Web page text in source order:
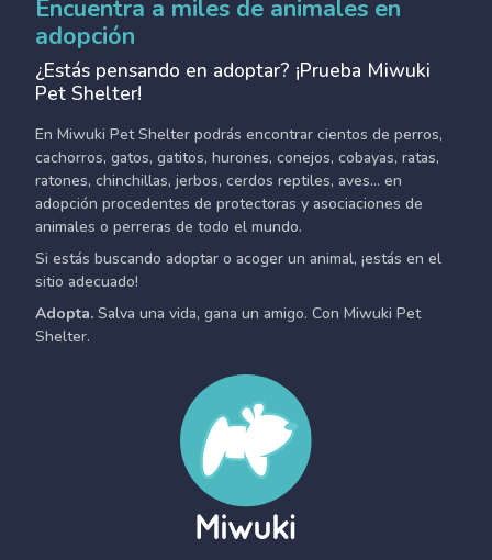
Encuentra a miles de animales en
adopción
¿Estás pensando en adoptar? ¡Prueba Miwuki
Pet Shelter!
En Miwuki Pet Shelter podrás encontrar cientos de perros,
cachorros, gatos, gatitos, hurones, conejos, cobayas, ratas,
ratones, chinchillas, jerbos, cerdos reptiles, aves... en
adopción procedentes de protectoras y asociaciones de
animales o perreras de todo el mundo.
Si estás buscando adoptar o acoger un animal, ¡estás en el
sitio adecuado!
Adopta. Salva una vida, gana un amigo. Con Miwuki Pet
Shelter.